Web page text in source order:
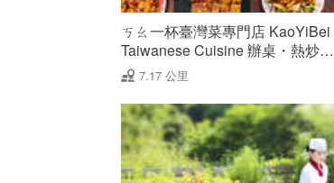
ㄎㄠ一杯臺灣菜專門店 KaoYiBei
Taiwanese Cuisine 辦桌・熱炒・
手路菜
7.17 公里